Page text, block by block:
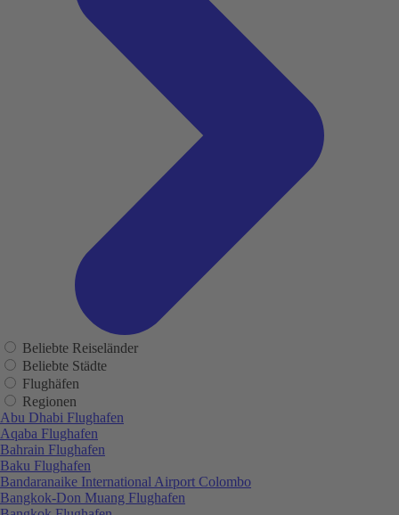
Beliebte Reiseländer
Beliebte Städte
Flughäfen
Regionen
Abu Dhabi Flughafen
Aqaba Flughafen
Bahrain Flughafen
Baku Flughafen
Bandaranaike International Airport Colombo
Bangkok-Don Muang Flughafen